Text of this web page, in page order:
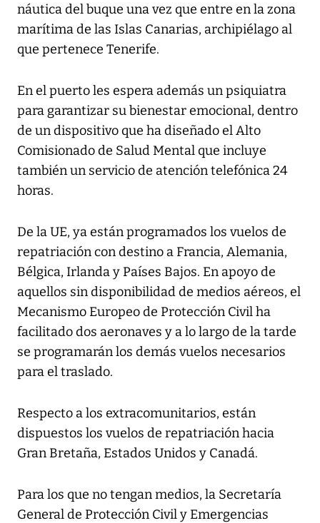
náutica del buque una vez que entre en la zona
marítima de las Islas Canarias, archipiélago al
que pertenece Tenerife.
En el puerto les espera además un psiquiatra
para garantizar su bienestar emocional, dentro
de un dispositivo que ha diseñado el Alto
Comisionado de Salud Mental que incluye
también un servicio de atención telefónica 24
horas.
De la UE, ya están programados los vuelos de
repatriación con destino a Francia, Alemania,
Bélgica, Irlanda y Países Bajos. En apoyo de
aquellos sin disponibilidad de medios aéreos, el
Mecanismo Europeo de Protección Civil ha
facilitado dos aeronaves y a lo largo de la tarde
se programarán los demás vuelos necesarios
para el traslado.
Respecto a los extracomunitarios, están
dispuestos los vuelos de repatriación hacia
Gran Bretaña, Estados Unidos y Canadá.
Para los que no tengan medios, la Secretaría
General de Protección Civil y Emergencias